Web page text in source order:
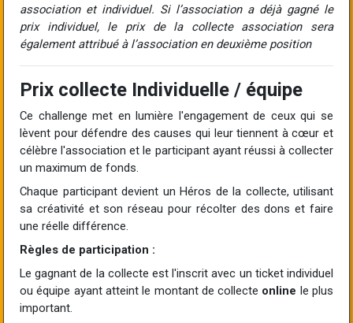
association et individuel. Si l’association a déjà gagné le
prix individuel, le prix de la collecte association sera
également attribué à l’association en deuxième position
Prix collecte Individuelle / équipe
Ce challenge met en lumière l'engagement de ceux qui se
lèvent pour défendre des causes qui leur tiennent à cœur et
célèbre l'association et le participant ayant réussi à collecter
un maximum de fonds.
Chaque participant devient un Héros de la collecte, utilisant
sa créativité et son réseau pour récolter des dons et faire
une réelle différence.
Règles de participation :
Le gagnant de la collecte est l'inscrit avec un ticket individuel
ou équipe ayant atteint le montant de collecte online le plus
important.